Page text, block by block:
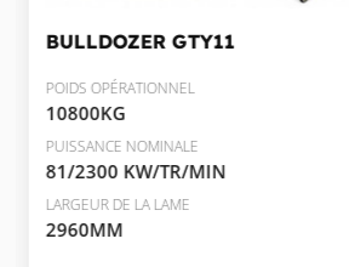
BULLDOZER GTY11
POIDS OPÉRATIONNEL
10800KG
PUISSANCE NOMINALE
81/2300 KW/TR/MIN
LARGEUR DE LA LAME
2960MM